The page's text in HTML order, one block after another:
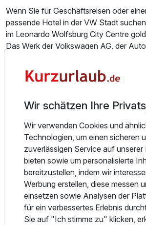
Für 3 Tage
Twinbettzimmer
Zusatznächte
Für 3 Tage
Wenn Sie für Geschäftsreisen oder
passende Hotel in der VW Stadt
im Leonardo Wolfsburg City Centre
Das Werk der Volkswagen AG, der
der Congress Park, das Designer Outlet
der Newsports SoccaFive Arena sind in
unmittelbare Nähe zur City, zum
für unterwegs.
Unsere großzügigen und komfortablen
öffentlichen Bereiche im Hotel sind
die Möglichkeit W-LAN zu nutzen. Für
servieren wir Ihnen in unserem
sowie regionale Gaumenfreuden und in
kühle Drinks und heiße Snacks.
Wir schätzen Ihre
Wir verwenden Cookies und
Technologien, um einen sicheren
zuverlässigen Service auf
bieten sowie um personalisierte
bereitzustellen, indem wir
Werbung erstellen, diese messen
einsetzen sowie Analysen der
für ein verbessertes Erlebnis
Sie auf "Ich stimme zu" klicken,